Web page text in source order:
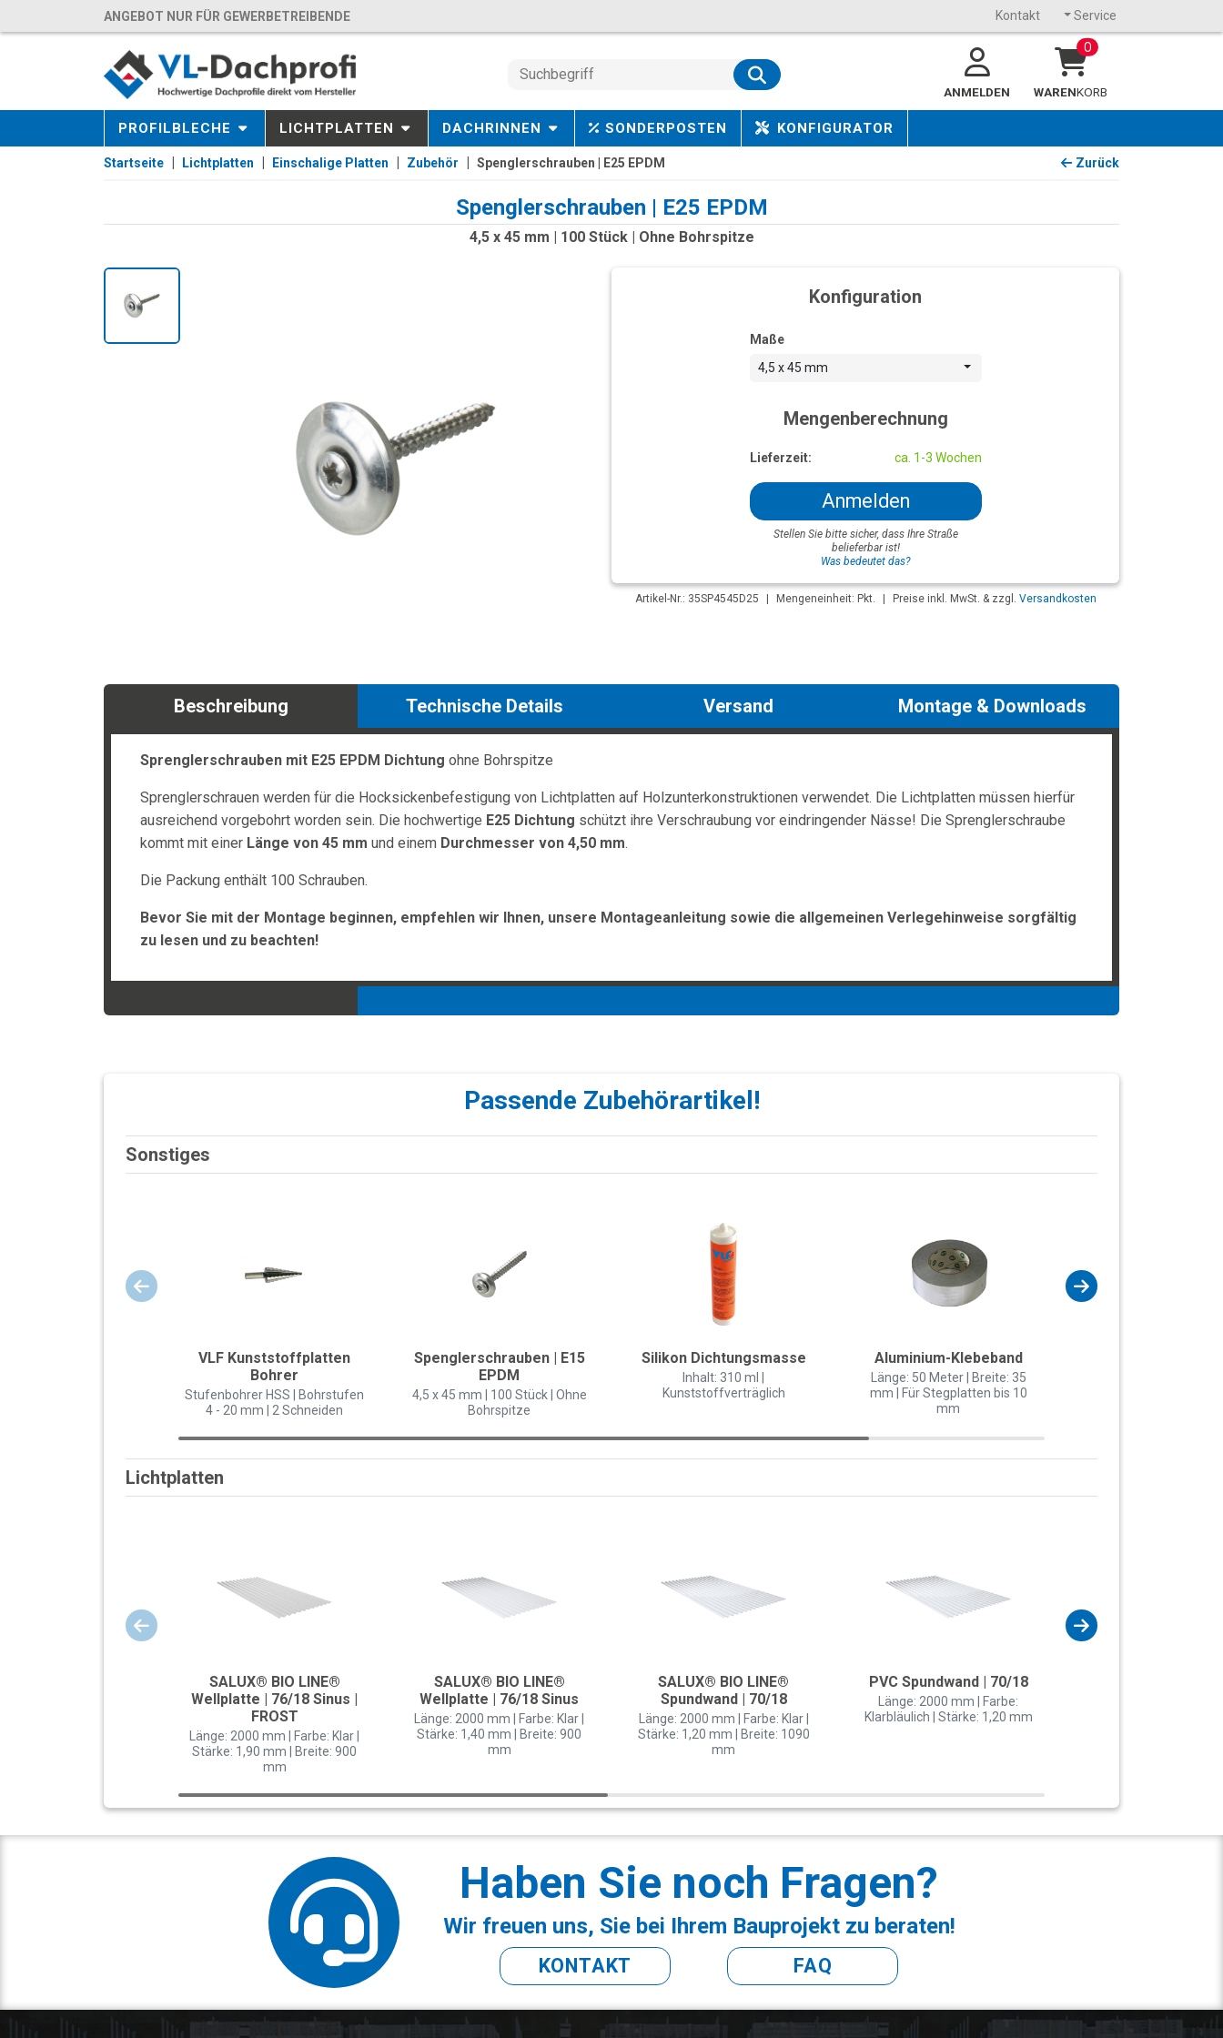
ANGEBOT NUR FÜR GEWERBETREIBENDE Kontakt Service
ANMELDEN
0
WARENKORB
PROFILBLECHE LICHTPLATTEN DACHRINNEN SONDERPOSTEN KONFIGURATOR
Startseite Lichtplatten Einschalige Platten Zubehör Spenglerschrauben | E25 EPDM Zurück
Spenglerschrauben | E25 EPDM
4,5 x 45 mm | 100 Stück | Ohne Bohrspitze
Konfiguration
Maße
4,5 x 45 mm
Mengenberechnung
Lieferzeit: ca. 1-3 Wochen
Anmelden
Stellen Sie bitte sicher, dass Ihre Straße
belieferbar ist!
Was bedeutet das?
Artikel-Nr.: 35SP4545D25 Mengeneinheit: Pkt. Preise inkl. MwSt. & zzgl. Versandkosten
Beschreibung Technische Details Versand Montage & Downloads
Sprenglerschrauben mit E25 EPDM Dichtung ohne Bohrspitze
Sprenglerschrauen werden für die Hocksickenbefestigung von Lichtplatten auf Holzunterkonstruktionen verwendet. Die Lichtplatten müssen hierfür
ausreichend vorgebohrt worden sein. Die hochwertige E25 Dichtung schützt ihre Verschraubung vor eindringender Nässe! Die Sprenglerschraube
kommt mit einer Länge von 45 mm und einem Durchmesser von 4,50 mm.
Die Packung enthält 100 Schrauben.
Bevor Sie mit der Montage beginnen, empfehlen wir Ihnen, unsere Montageanleitung sowie die allgemeinen Verlegehinweise sorgfältig
zu lesen und zu beachten!
Passende Zubehörartikel!
Sonstiges
VLF Kunststoffplatten
Bohrer
Stufenbohrer HSS | Bohrstufen
4 - 20 mm | 2 Schneiden
Spenglerschrauben | E15
EPDM
4,5 x 45 mm | 100 Stück | Ohne
Bohrspitze
Silikon Dichtungsmasse
Inhalt: 310 ml |
Kunststoffverträglich
Aluminium-Klebeband
Länge: 50 Meter | Breite: 35
mm | Für Stegplatten bis 10
mm
Lichtplatten
SALUX® BIO LINE®
Wellplatte | 76/18 Sinus |
FROST
Länge: 2000 mm | Farbe: Klar |
Stärke: 1,90 mm | Breite: 900
mm
SALUX® BIO LINE®
Wellplatte | 76/18 Sinus
Länge: 2000 mm | Farbe: Klar |
Stärke: 1,40 mm | Breite: 900
mm
SALUX® BIO LINE®
Spundwand | 70/18
Länge: 2000 mm | Farbe: Klar |
Stärke: 1,20 mm | Breite: 1090
mm
PVC Spundwand | 70/18
Länge: 2000 mm | Farbe:
Klarbläulich | Stärke: 1,20 mm
Haben Sie noch Fragen?
Wir freuen uns, Sie bei Ihrem Bauprojekt zu beraten!
KONTAKT FAQ